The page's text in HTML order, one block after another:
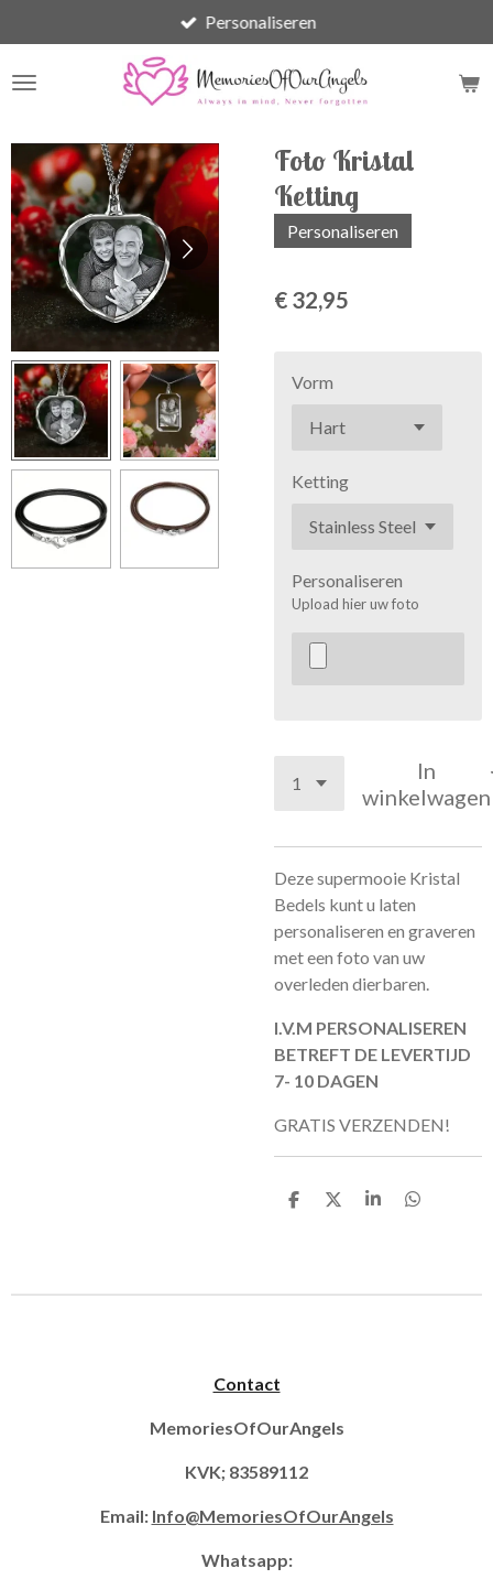
direct
naar
Personaliseren
Foto Kristal
Ketting
Personaliseren
€ 32,95
Vorm
Ketting
Personaliseren
Upload hier uw foto
In
winkelwagen
Deze supermooie Kristal
Bedels kunt u laten
personaliseren en graveren
met een foto van uw
overleden dierbaren.
I.V.M PERSONALISEREN
BETREFT DE LEVERTIJD
7- 10 DAGEN
GRATIS VERZENDEN!
D
D
S
D
Contact
MemoriesOfOurAngels
KVK; 83589112
Email: Info@MemoriesOfOurAngels
Whatsapp: